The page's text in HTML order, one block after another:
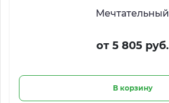
Мечтательный
от 5 805 руб.
В корзину